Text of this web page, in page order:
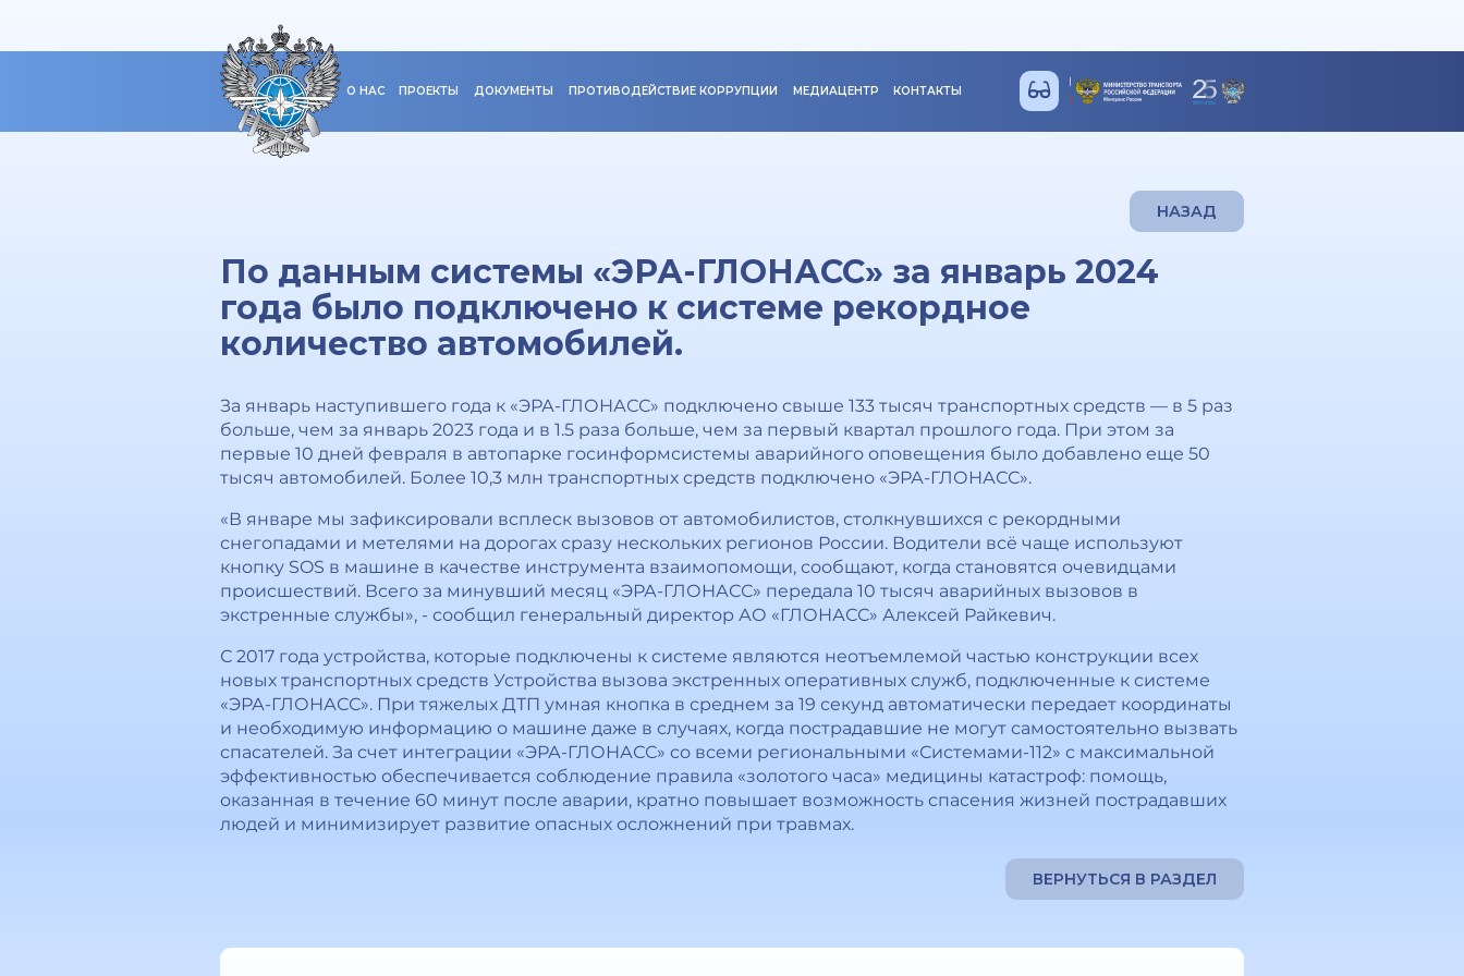
О НАС ПРОЕКТЫ ДОКУМЕНТЫ ПРОТИВОДЕЙСТВИЕ КОРРУПЦИИ МЕДИАЦЕНТР КОНТАКТЫ
НАЗАД
По данным системы «ЭРА-ГЛОНАСС» за январь 2024
года было подключено к системе рекордное
количество автомобилей.
За январь наступившего года к «ЭРА-ГЛОНАСС» подключено свыше 133 тысяч транспортных средств — в 5 раз
больше, чем за январь 2023 года и в 1.5 раза больше, чем за первый квартал прошлого года. При этом за
первые 10 дней февраля в автопарке госинформсистемы аварийного оповещения было добавлено еще 50
тысяч автомобилей. Более 10,3 млн транспортных средств подключено «ЭРА-ГЛОНАСС».
«В январе мы зафиксировали всплеск вызовов от автомобилистов, столкнувшихся с рекордными
снегопадами и метелями на дорогах сразу нескольких регионов России. Водители всё чаще используют
кнопку SOS в машине в качестве инструмента взаимопомощи, сообщают, когда становятся очевидцами
происшествий. Всего за минувший месяц «ЭРА-ГЛОНАСС» передала 10 тысяч аварийных вызовов в
экстренные службы», - сообщил генеральный директор АО «ГЛОНАСС» Алексей Райкевич.
С 2017 года устройства, которые подключены к системе являются неотъемлемой частью конструкции всех
новых транспортных средств Устройства вызова экстренных оперативных служб, подключенные к системе
«ЭРА-ГЛОНАСС». При тяжелых ДТП умная кнопка в среднем за 19 секунд автоматически передает координаты
и необходимую информацию о машине даже в случаях, когда пострадавшие не могут самостоятельно вызвать
спасателей. За счет интеграции «ЭРА-ГЛОНАСС» со всеми региональными «Системами-112» с максимальной
эффективностью обеспечивается соблюдение правила «золотого часа» медицины катастроф: помощь,
оказанная в течение 60 минут после аварии, кратно повышает возможность спасения жизней пострадавших
людей и минимизирует развитие опасных осложнений при травмах.
ВЕРНУТЬСЯ В РАЗДЕЛ